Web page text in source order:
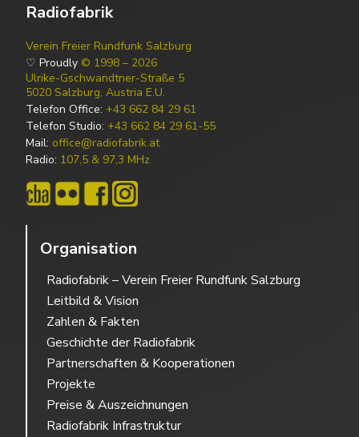
Radiofabrik
Verein Freier Rundfunk Salzburg
♡ Proudly © 1998 – 2026
Ulrike-Gschwandtner-Straße 5
5020 Salzburg, Austria E.U.
Telefon Office: +43 662 84 29 61
Telefon Studio: +43 662 84 29 61-55
Mail: office@radiofabrik.at
Radio: 107,5 & 97,3 MHz
Organisation
Radiofabrik – Verein Freier Rundfunk Salzburg
Leitbild & Vision
Zahlen & Fakten
Geschichte der Radiofabrik
Partnerschaften & Kooperationen
Projekte
Preise & Auszeichnungen
Radiofabrik Infrastruktur